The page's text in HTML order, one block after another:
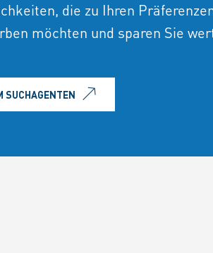
die zu Ihren
möchten und sparen Sie
SUCHAGENTEN